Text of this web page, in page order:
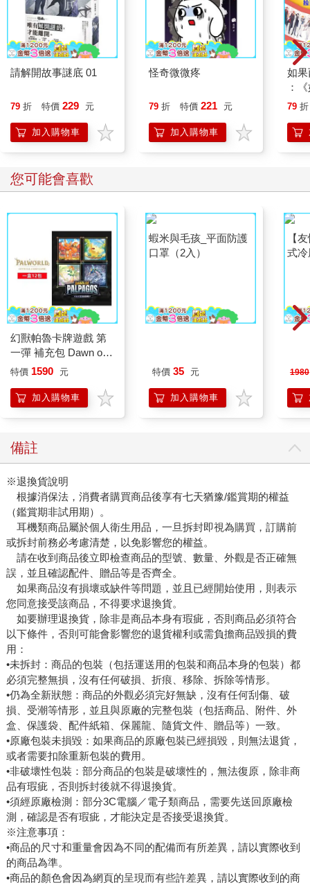
請解開故事謎底 01
79 折 特價 229 元
加入購物車
怪奇微微疼
79 折 特價 221 元
加入購物車
如
：
喵
79 折
您可能會喜歡
幻獸帕魯卡牌遊戲 第
一彈 補充包 Dawn of
Palpagos（日文版一
特價 1590 元
加入購物車
特價 35 元
加入購物車
按
1980
備註
※退換貨說明
根據消保法，消費者購買商品後享有七天猶豫/鑑賞期的權益
（鑑賞期非試用期）。
耳機類商品屬於個人衛生用品，一旦拆封即視為購買，訂購前
或拆封前務必考慮清楚，以免影響您的權益。
請在收到商品後立即檢查商品的型號、數量、外觀是否正確無
誤，並且確認配件、贈品等是否齊全。
如果商品沒有損壞或缺件等問題，並且已經開始使用，則表示
您同意接受該商品，不得要求退換貨。
如要辦理退換貨，除非是商品本身有瑕疵，否則商品必須符合
以下條件，否則可能會影響您的退貨權利或需負擔商品毀損的費
用：
•未拆封：商品的包裝（包括運送用的包裝和商品本身的包裝）都
必須完整無損，沒有任何破損、折痕、移除、拆除等情形。
•仍為全新狀態：商品的外觀必須完好無缺，沒有任何刮傷、破
損、受潮等情形，並且與原廠的完整包裝（包括商品、附件、外
盒、保護袋、配件紙箱、保麗龍、隨貨文件、贈品等）一致。
•原廠包裝未損毀：如果商品的原廠包裝已經損毀，則無法退貨，
或者需要扣除重新包裝的費用。
•非破壞性包裝：部分商品的包裝是破壞性的，無法復原，除非商
品有瑕疵，否則拆封後就不得退換貨。
•須經原廠檢測：部分3C電腦／電子類商品，需要先送回原廠檢
測，確認是否有瑕疵，才能決定是否接受退換貨。
※注意事項：
•商品的尺寸和重量會因為不同的配備而有所差異，請以實際收到
的商品為準。
•商品的顏色會因為網頁的呈現而有些許差異，請以實際收到的商